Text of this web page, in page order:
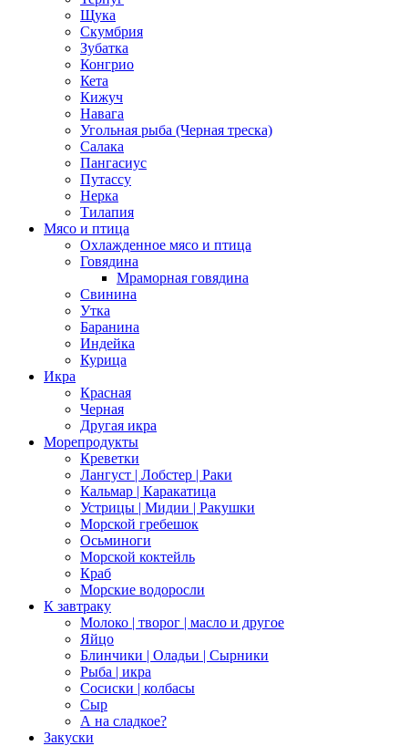
Щука
Скумбрия
Зубатка
Конгрио
Кета
Кижуч
Навага
Угольная рыба (Черная треска)
Салака
Пангасиус
Путассу
Нерка
Тилапия
Мясо и птица
Охлажденное мясо и птица
Говядина
Мраморная говядина
Свинина
Утка
Баранина
Индейка
Курица
Икра
Красная
Черная
Другая икра
Морепродукты
Креветки
Лангуст | Лобстер | Раки
Кальмар | Каракатица
Устрицы | Мидии | Ракушки
Морской гребешок
Осьминоги
Морской коктейль
Краб
Морские водоросли
К завтраку
Молоко | творог | масло и другое
Яйцо
Блинчики | Оладьи | Сырники
Рыба | икра
Сосиски | колбасы
Сыр
А на сладкое?
Закуски